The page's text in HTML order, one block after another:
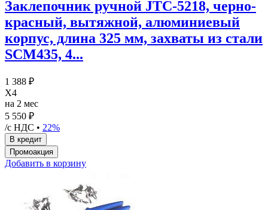
Заклепочник ручной JTC-5218, черно-
красный, вытяжной, алюминиевый
корпус, длина 325 мм, захваты из стали
SCM435, 4...
1 388 ₽
X4
на 2 мес
5 550 ₽
/с НДС • 22%
Добавить в корзину